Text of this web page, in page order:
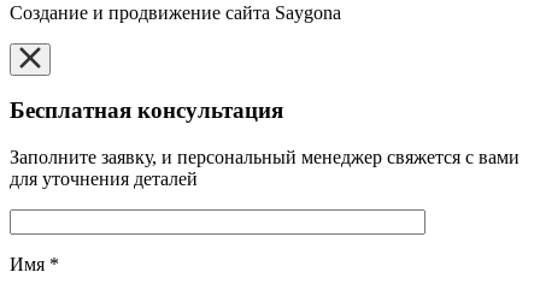
Создание и продвижение сайта Saygona
Бесплатная консультация
Заполните заявку, и персональный менеджер свяжется с вами
для уточнения деталей
Имя *